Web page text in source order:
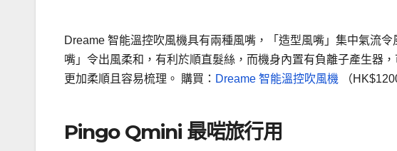
Dreame 智能溫控吹風機具有兩種風嘴，「造型風嘴」集中氣流
嘴」令出風柔和，有利於順直髮絲，而機身內置有負離子產生器
更加柔順且容易梳理。 購買： Dreame 智能溫控吹風機 （
Pingo Qmini 最啱旅行用